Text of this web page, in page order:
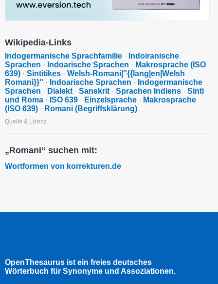
Wikipedia-Links
Indogermanische Sprachfamilie · Indoiranische
Sprachen · Indoarische Sprachen · Makrosprache (ISO
639) · Sintitikes · Welsh-Romani|''{{lang|en|Welsh
Romani}}'' · Indoarische Sprachen · Indogermanische
Sprachen · Dialekt · Sanskrit · Sprachen Indiens · Sinti
und Roma · ISO 639 · Einzelsprache · Makrosprache
(ISO 639) · Romani (Begriffsklärung)
Quelle & Lizenz
„Romani“ suchen mit:
Wortformen von korrekturen.de
OpenThesaurus ist ein freies deutsches
Wörterbuch für Synonyme und Assoziationen.